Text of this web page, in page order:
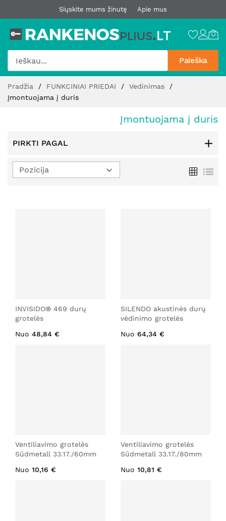
Siųskite mums žinutę Apie mus
Paieška
Pereiti
prie
turinio
Pradžia FUNKCINIAI PRIEDAI
Vedinimas
Įmontuojama į duris
Įmontuojama į duris
PIRKTI PAGAL
Tinklelis
INVISIDO® 469 durų
grotelės
Nuo 48,84 €
SILENDO akustinės durų
vėdinimo grotelės
Nuo 64,34 €
Ventiliavimo grotelės
Südmetall 33.17./60mm
Nuo 10,16 €
Ventiliavimo grotelės
Südmetall 33.17./80mm
Nuo 10,81 €